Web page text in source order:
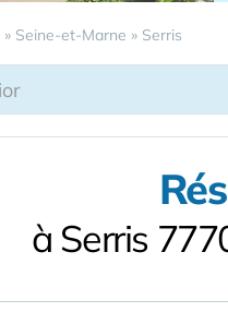
» Seine-et-Marne » Serris
à Serris